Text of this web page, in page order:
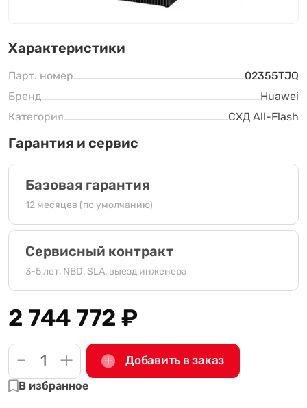
Характеристики
Парт. номер
02355TJQ
Бренд
Huawei
Категория
СХД All-Flash
Гарантия и сервис
Базовая гарантия
12 месяцев (по умолчанию)
Сервисный контракт
3-5 лет, NBD, SLA, выезд инженера
2 744 772₽
- + Добавить в заказ
В избранное